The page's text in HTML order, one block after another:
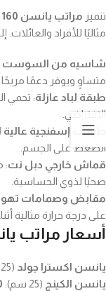
تتميز مراتب يانسن 160 سم
مثاليًا للأفراد
شاسيه من السوست
متساوٍ ويوفر دعمًا
طبقة لباد عازلة: تحمي
الافتراضي.
طبقات إسفنجية عالية
الضغط على الجسم.
قماش خارجي دبل نت:
صحيًا لذوي الحساسية.
مقابض وصمامات
على درجة حرارة مثالية
أسعار مراتب يانسن
يانسن اكسترا جولد (25 سم):
يانسن الكينج (25 سم):